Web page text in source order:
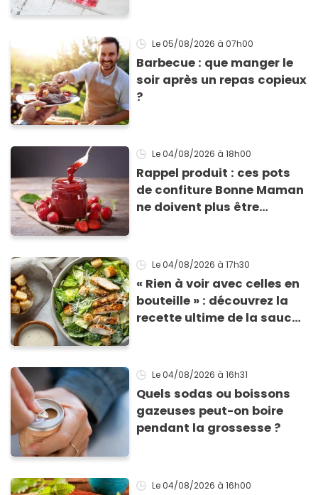
Le 05/08/2026 à 07h00
Barbecue : que manger le
soir après un repas copieux
?
Le 04/08/2026 à 18h00
Rappel produit : ces pots
de confiture Bonne Maman
ne doivent plus être
morceaux de verre
Le 04/08/2026 à 17h30
« Rien à voir avec celles en
bouteille » : découvrez la
recette ultime de la sauce
Le 04/08/2026 à 16h31
Quels sodas ou boissons
gazeuses peut-on boire
pendant la grossesse ?
Le 04/08/2026 à 16h00